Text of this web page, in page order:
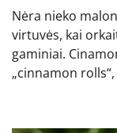
Nėra nieko
virtuvės, kai
gaminiai.
„cinnamon